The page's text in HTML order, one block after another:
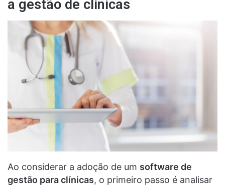
a gestão de clínicas
Ao considerar a adoção de um software de
gestão para clínicas, o primeiro passo é analisar